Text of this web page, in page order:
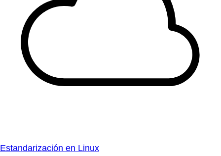
Estandarización en Linux